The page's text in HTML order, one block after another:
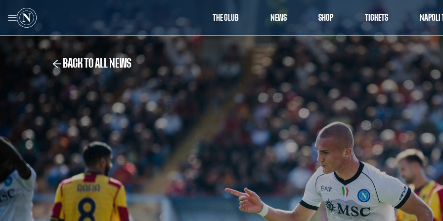
THE CLUB NEWS SHOP TICKETS NAPOLI
BACK TO ALL NEWS